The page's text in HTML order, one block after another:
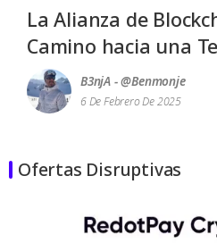
La Alianza de
Camino hacia una
B3njA - @benmonje
6 De Febrero De 2025
Ofertas Disruptivas